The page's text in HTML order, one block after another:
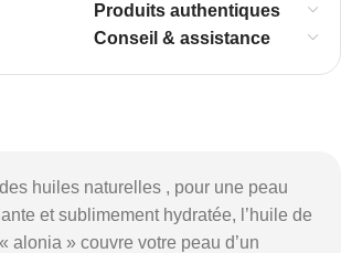
Produits authentiques
Conseil & assistance
huiles naturelles , pour une peau
et sublimement hydratée, l’huile de
alonia » couvre votre peau d’un